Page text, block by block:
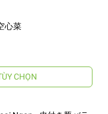
心菜
CHỌN